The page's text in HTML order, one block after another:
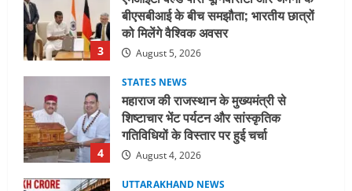
4
STATES NEWS
महाराज की राजस्थान के मुख्यमंत्री से
शिष्टाचार भेंट पर्यटन और सांस्कृतिक
गतिविधियों के विस्तार पर हुई चर्चा
August 4, 2026
5
UTTARAKHAND NEWS
नोमुरा रिपोर्ट: जंग के कारण भारत को हर वर्ष
₹14.15 लाख करोड़ का नुकसान, जो देश की
जीडीपी का 4.3% के बराबर
August 3, 2026